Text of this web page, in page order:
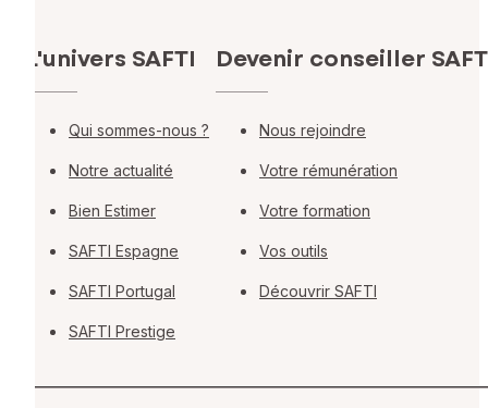
L'univers SAFTI
Qui sommes-nous ?
Notre actualité
Bien Estimer
SAFTI Espagne
SAFTI Portugal
SAFTI Prestige
Devenir conseiller
Nous rejoindre
Votre rémunération
Votre formation
Vos outils
Découvrir SAFTI